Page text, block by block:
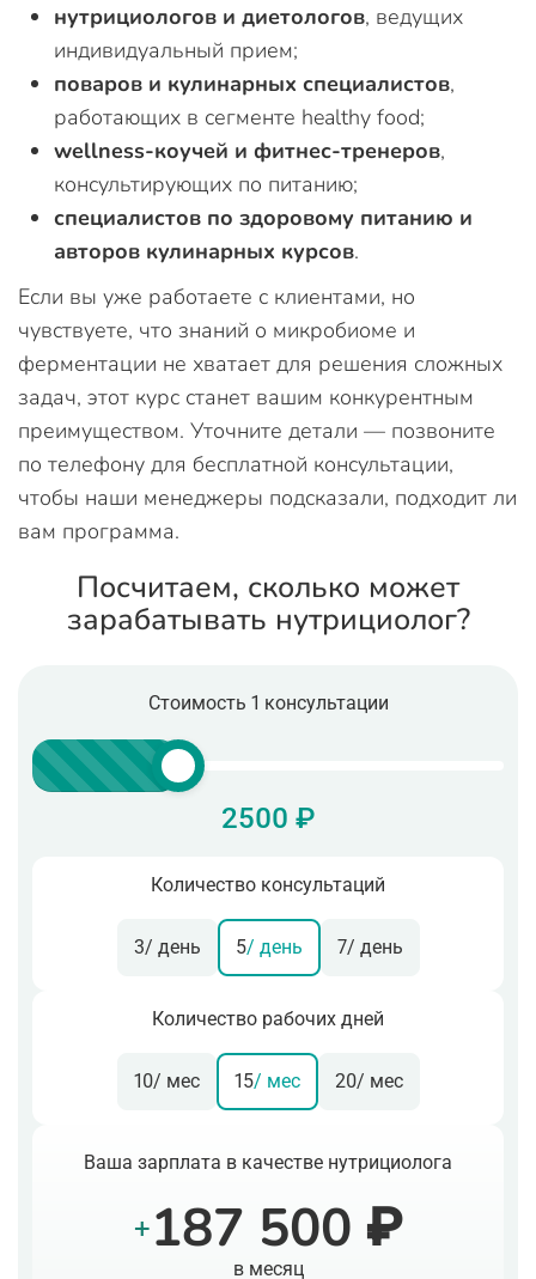
нутрициологов и диетологов, ведущих
индивидуальный прием;
поваров и кулинарных специалистов,
работающих в сегменте healthy food;
wellness-коучей и фитнес-тренеров,
консультирующих по питанию;
специалистов по здоровому питанию и
авторов кулинарных курсов.
Если вы уже работаете с клиентами, но
чувствуете, что знаний о микробиоме и
ферментации не хватает для решения сложных
задач, этот курс станет вашим конкурентным
преимуществом. Уточните детали — позвоните
по телефону для бесплатной консультации,
чтобы наши менеджеры подсказали, подходит ли
вам программа.
Посчитаем, сколько может
зарабатывать нутрициолог?
Стоимость 1 консультации
2500 ₽
Количество консультаций
3/ день 5/ день 7/ день
Количество рабочих дней
10/ мес 15/ мес 20/ мес
Ваша зарплата в качестве нутрициолога
+187 500 ₽
в месяц